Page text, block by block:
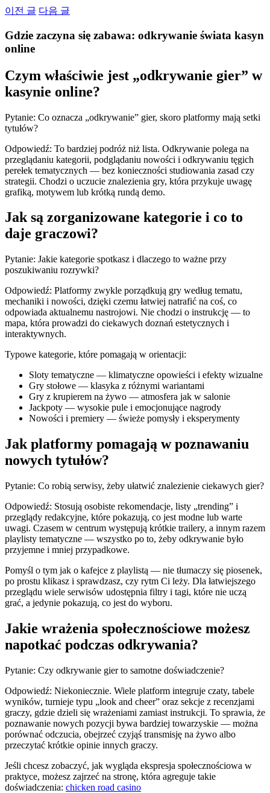
Skip
content
이전 글 다음 글
Gdzie zaczyna się zabawa: odkrywanie świata kasyn
online
Czym właściwie jest „odkrywanie gier” w
kasynie online?
Pytanie: Co oznacza „odkrywanie” gier, skoro platformy mają setki
tytułów?
Odpowiedź: To bardziej podróż niż lista. Odkrywanie polega na
przeglądaniu kategorii, podglądaniu nowości i odkrywaniu tęgich
perełek tematycznych — bez konieczności studiowania zasad czy
strategii. Chodzi o uczucie znalezienia gry, która przykuje uwagę
grafiką, motywem lub krótką rundą demo.
Jak są zorganizowane kategorie i co to
daje graczowi?
Pytanie: Jakie kategorie spotkasz i dlaczego to ważne przy
poszukiwaniu rozrywki?
Odpowiedź: Platformy zwykle porządkują gry według tematu,
mechaniki i nowości, dzięki czemu łatwiej natrafić na coś, co
odpowiada aktualnemu nastrojowi. Nie chodzi o instrukcję — to
mapa, która prowadzi do ciekawych doznań estetycznych i
interaktywnych.
Typowe kategorie, które pomagają w orientacji:
Sloty tematyczne — klimatyczne opowieści i efekty wizualne
Gry stołowe — klasyka z różnymi wariantami
Gry z krupierem na żywo — atmosfera jak w salonie
Jackpoty — wysokie pule i emocjonujące nagrody
Nowości i premiery — świeże pomysły i eksperymenty
Jak platformy pomagają w poznawaniu
nowych tytułów?
Pytanie: Co robią serwisy, żeby ułatwić znalezienie ciekawych gier?
Odpowiedź: Stosują osobiste rekomendacje, listy „trending” i
przeglądy redakcyjne, które pokazują, co jest modne lub warte
uwagi. Czasem w centrum występują krótkie trailery, a innym razem
playlisty tematyczne — wszystko po to, żeby odkrywanie było
przyjemne i mniej przypadkowe.
Pomyśl o tym jak o kafejce z playlistą — nie tłumaczy się piosenek,
po prostu klikasz i sprawdzasz, czy rytm Ci leży. Dla łatwiejszego
przeglądu wiele serwisów udostępnia filtry i tagi, które nie uczą
grać, a jedynie pokazują, co jest do wyboru.
Jakie wrażenia społecznościowe możesz
napotkać podczas odkrywania?
Pytanie: Czy odkrywanie gier to samotne doświadczenie?
Odpowiedź: Niekoniecznie. Wiele platform integruje czaty, tabele
wyników, turnieje typu „look and cheer” oraz sekcje z recenzjami
graczy, gdzie dzieli się wrażeniami zamiast instrukcji. To sprawia, że
poznawanie nowych pozycji bywa bardziej towarzyskie — można
porównać odczucia, obejrzeć czyjąś transmisję na żywo albo
przeczytać krótkie opinie innych graczy.
Jeśli chcesz zobaczyć, jak wygląda ekspresja społecznościowa w
praktyce, możesz zajrzeć na stronę, która agreguje takie
doświadczenia: chicken road casino